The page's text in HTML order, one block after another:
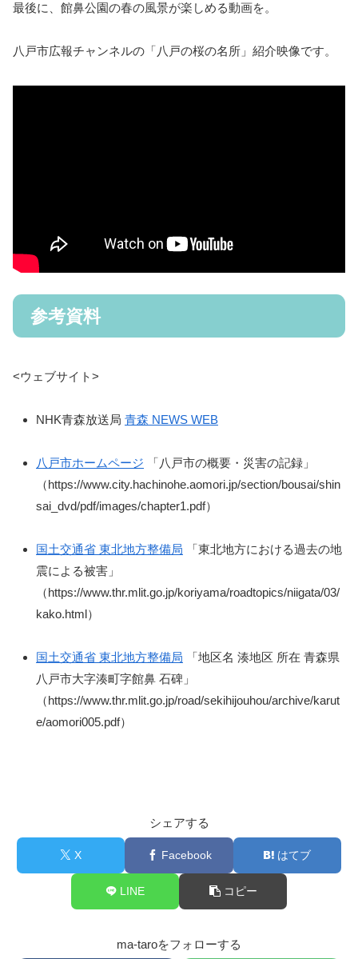
最後に、館鼻公園の春の風景が楽しめる動画を。
八戸市広報チャンネルの「八戸の桜の名所」紹介映像です。
参考資料
<ウェブサイト>
NHK青森放送局 青森 NEWS WEB
八戸市ホームページ 「八戸市の概要・災害の記録」
（https://www.city.hachinohe.aomori.jp/section/bousai/shin
sai_dvd/pdf/images/chapter1.pdf）
国土交通省 東北地方整備局 「東北地方における過去の地
震による被害」
（https://www.thr.mlit.go.jp/koriyama/roadtopics/niigata/03/
kako.html）
国土交通省 東北地方整備局 「地区名 湊地区 所在 青森県
八戸市大字湊町字館鼻 石碑」
（https://www.thr.mlit.go.jp/road/sekihijouhou/archive/karut
e/aomori005.pdf）
シェアする
X Facebook はてブ
LINE コピー
ma-taroをフォローする